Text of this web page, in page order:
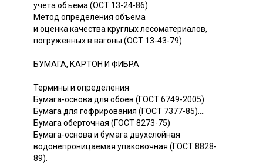
учета объема (ОСТ 13-24-86)
Метод определения объема
и оценка качества круглых лесоматериалов,
погруженных в вагоны (ОСТ 13-43-79)
БУМАГА, КАРТОН И ФИБРА
Термины и определения
Бумага-основа для обоев (ГОСТ 6749-2005).
Бумага для гофрирования (ГОСТ 7377-85)....
Бумага оберточная (ГОСТ 8273-75)
Бумага-основа и бумага двухслойная
водонепроницаемая упаковочная (ГОСТ 8828-
89).